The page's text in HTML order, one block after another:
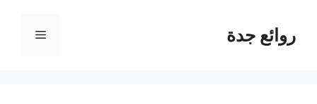
المحتوىروائع جدة القائمة